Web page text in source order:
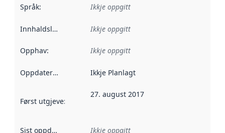
Språk: Ikkje oppgitt
Innhaldsleverandørar :
Ikkje oppgitt
Opphav: Ikkje oppgitt
Oppdateringsfrekvens :
Ikkje Planlagt
Først utgjeve: Denne datoen seier når dataa i dette
27. august 2017
Sist oppdatert Ikkje oppgitt